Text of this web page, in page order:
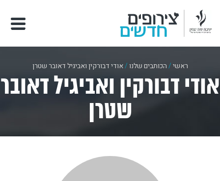
ראשי/הכותבים שלנו/אודי דבורקין ואביגיל דאובר שטרן
אודי דבורקין ואביגיל דאובר
שטרן